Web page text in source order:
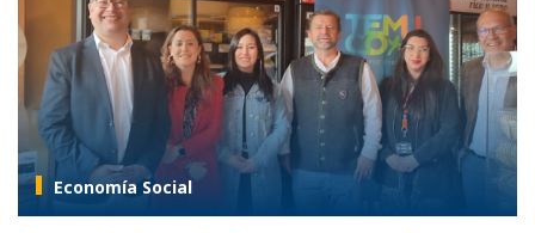
Economía Social